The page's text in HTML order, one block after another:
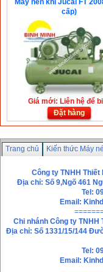
Máy nén khí Jucai FT
cấp)
Giá mới: Liên hệ để
Đặt hàng
Trang chủ Kiến thức Máy
Công ty TNHH
Địa chỉ: Số 9,Ngõ 461
Tel:
Email:
Chi nhánh Công ty TNHH
Địa chỉ: Số 1331/15/144
Tel:
Email: